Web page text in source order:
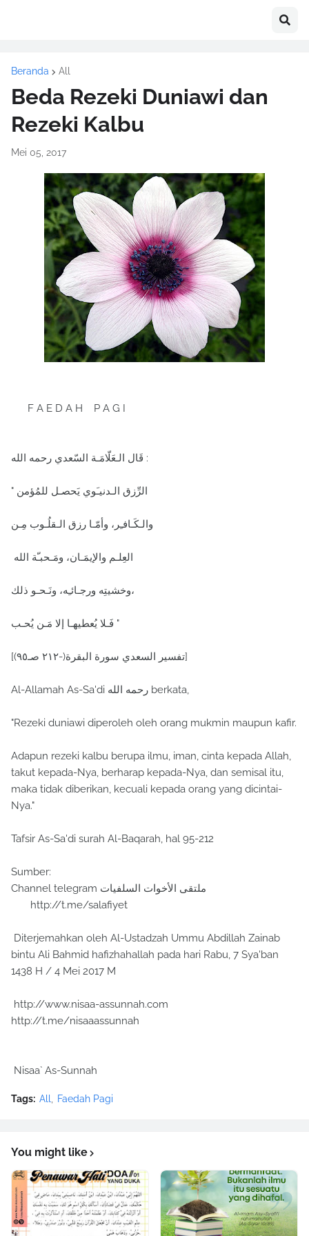
Beranda All
Beda Rezeki Duniawi dan
Rezeki Kalbu
Mei 05, 2017
F A E D A H P A G I
قَال الـعَلّامَـة السّعدي رحمه الله :
" الرِّزق الـدنيـَوي يَحصـل للمُؤمن
والـكَـافـِر، وأمّـا رزق الـقلُـوب مِـن
العِلـم والإيمَـان، ومَـحبـّة الله
وخشيتِه ورجـائـِه، ونَـحـو ذلك،
فَـلا يُعطيهـا إلا مَـن يُحـب "
[تفسير السعدي سورة البقرة(-٢١٢ صـ٩٥)]
Al-Allamah As-Sa'di رحمه الله berkata,
"Rezeki duniawi diperoleh oleh orang mukmin maupun kafir.
Adapun rezeki kalbu berupa ilmu, iman, cinta kepada Allah,
takut kepada-Nya, berharap kepada-Nya, dan semisal itu,
maka tidak diberikan, kecuali kepada orang yang dicintai-
Nya."
Tafsir As-Sa'di surah Al-Baqarah, hal 95-212
Sumber:
Channel telegram ملتقى الأخوات السلفيات
http://t.me/salafiyet
Diterjemahkan oleh Al-Ustadzah Ummu Abdillah Zainab
bintu Ali Bahmid hafizhahallah pada hari Rabu, 7 Sya'ban
1438 H / 4 Mei 2017 M
http://www.nisaa-assunnah.com
http://t.me/nisaaassunnah
Nisaa` As-Sunnah
Tags: All Faedah Pagi
You might like